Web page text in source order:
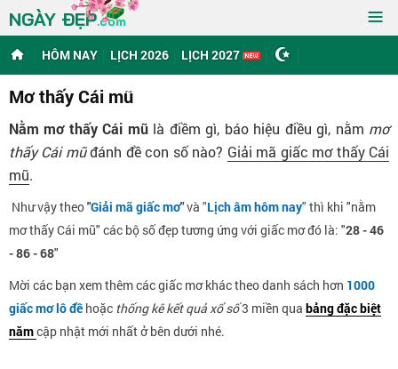
NGÀY ĐẸP.com ≡
HÔM NAY LỊCH 2026 LỊCH 2027
Mơ thấy Cái mũ
Nằm mơ thấy Cái mũlà điềm gì, báo hiệu điều gì, nằm mơ
thấy Cái mũđánh đề con số nào? Giải mã giấc mơ thấy Cái
mũ.
Như vậy theo"Giải mã giấc mơ"và "Lịch âm hôm nay" thì khi "nằm
mơ thấy Cái mũ" các bộ số đẹp tương ứng với giấc mơ đó là: "28 - 46
- 86 - 68"
Mời các bạn xem thêm các giấc mơ khác theo danh sách hơn 1000
giấc mơ lô đề hoặc thống kê kết quả xổ số3 miền qua bảng đặc biệt
nămcập nhật mới nhất ở bên dưới nhé.